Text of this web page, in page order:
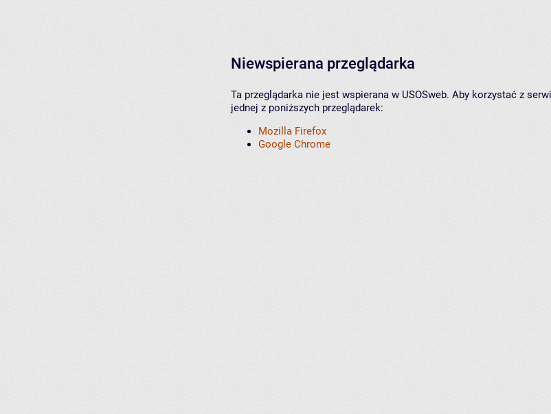
Niewspierana przeglądarka
Ta przeglądarka nie jest wspierana w USOSweb. Aby korzystać z
jednej z poniższych przeglądarek:
Mozilla Firefox
Google Chrome